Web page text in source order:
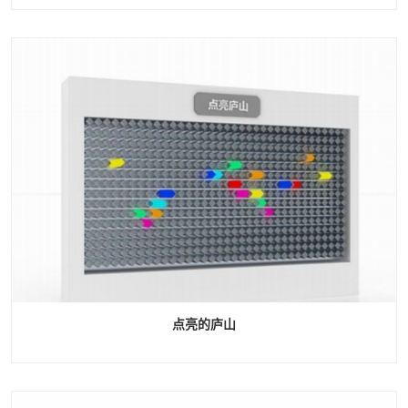
点亮的庐山